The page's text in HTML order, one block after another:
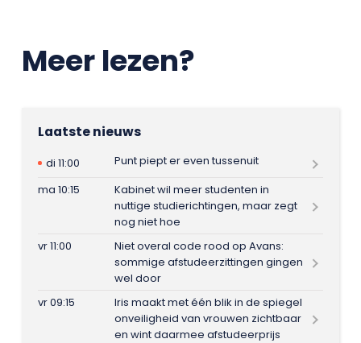
Meer lezen?
Laatste nieuws
di 11:00
Punt piept er even tussenuit
ma 10:15
Kabinet wil meer studenten in
nuttige studierichtingen, maar zegt
nog niet hoe
vr 11:00
Niet overal code rood op Avans:
sommige afstudeerzittingen gingen
wel door
vr 09:15
Iris maakt met één blik in de spiegel
onveiligheid van vrouwen zichtbaar
en wint daarmee afstudeerprijs